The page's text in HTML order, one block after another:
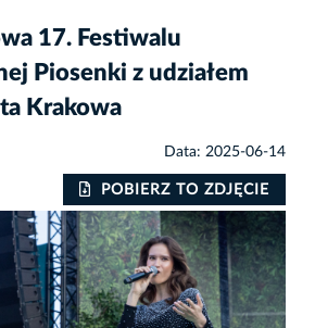
17. Festiwalu
Piosenki z udziałem
Krakowa
Data: 2025-06-14
POBIERZ TO ZDJĘCIE